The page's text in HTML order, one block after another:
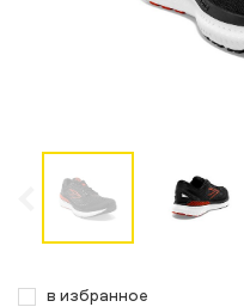
в избранное